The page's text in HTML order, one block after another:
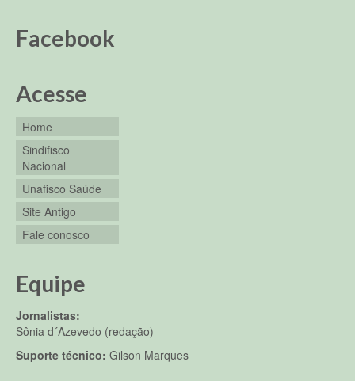
Facebook
Acesse
Home
Sindifisco
Nacional
Unafisco Saúde
Site Antigo
Fale conosco
Equipe
Jornalistas:
Sônia d´Azevedo (redação)
Suporte técnico: Gilson Marques